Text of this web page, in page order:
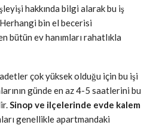
hakkında bilgi alarak bu iş
bin el becerisi
bütün ev hanımları rahatlıkla
çok yüksek olduğu için bu işi
günde en az 4-5 saatlerini bu
Sinop ve ilçelerinde evde kalem
genellikle apartmandaki